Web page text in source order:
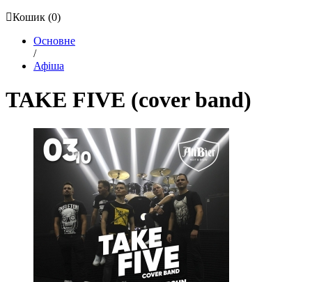
Кошик (0)
Основне
/
Афіша
TAKE FIVE (cover band)